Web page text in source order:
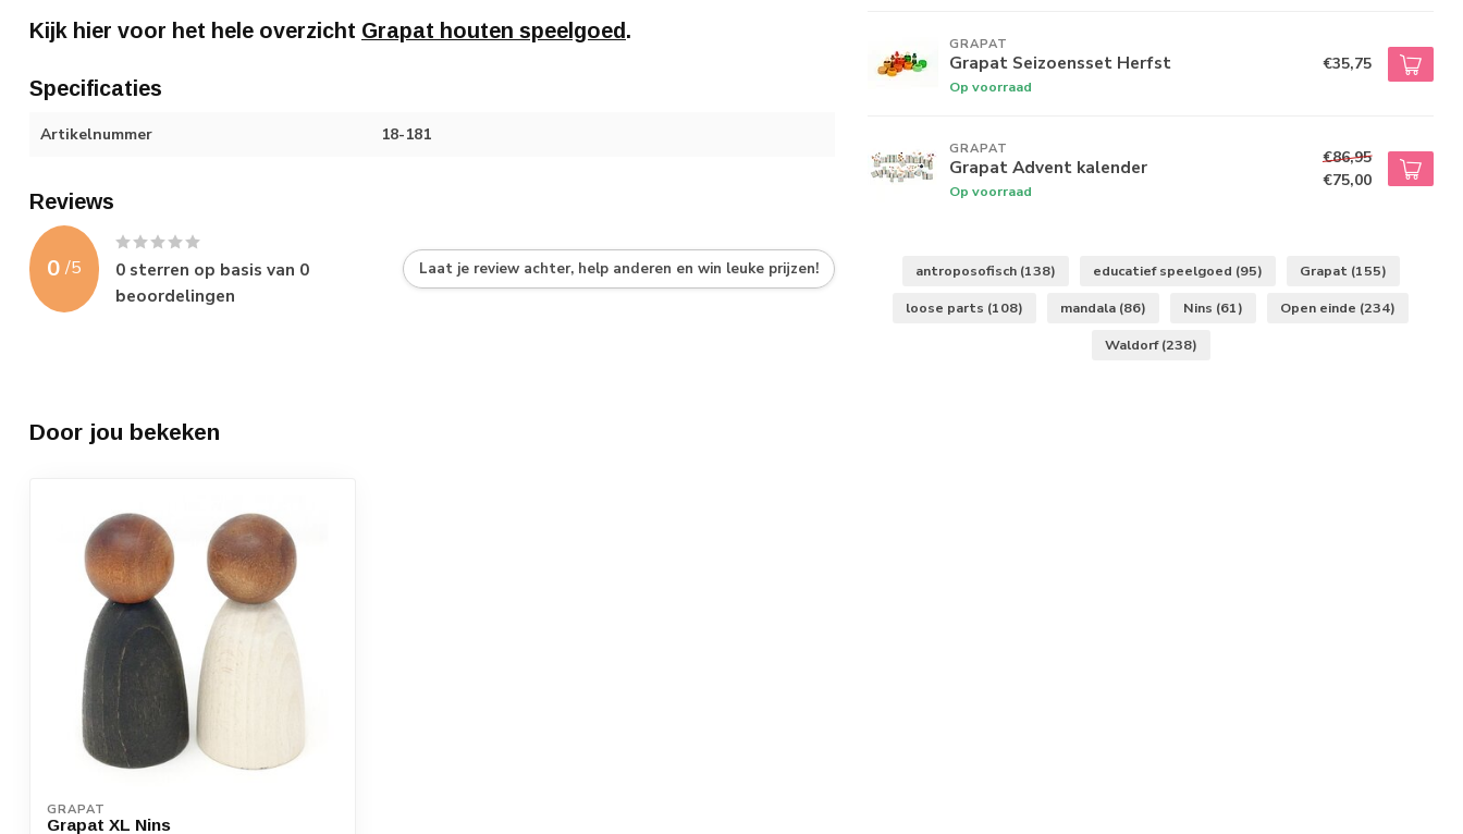
Kijk hier voor het hele overzicht Grapat houten speelgoed.
Specificaties
Artikelnummer 18-181
Reviews
0 /5 0 sterren op basis van 0
beoordelingen
Laat je review achter, help anderen en win leuke prijzen!
GRAPAT
Grapat Seizoensset Herfst
Op voorraad
€35,75
GRAPAT
Grapat Advent kalender
Op voorraad
€86,95
€75,00
antroposofisch (138) educatief speelgoed (95) Grapat (155)
loose parts (108) mandala (86) Nins (61) Open einde (234)
Waldorf(238)
Door jou bekeken
GRAPAT
Grapat XL Nins